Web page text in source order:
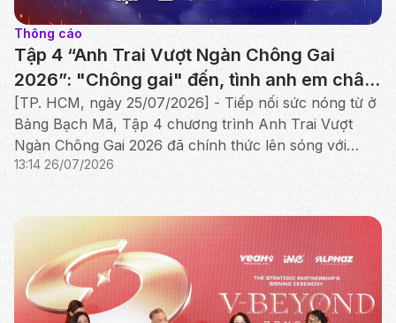
Thông cáo
Tập 4 “Anh Trai Vượt Ngàn Chông Gai
2026”: "Chông gai" đến, tình anh em chân
thành thắp sáng Công diễn đầu tiên
[TP. HCM, ngày 25/07/2026] - Tiếp nối sức nóng từ ở
Bảng Bạch Mã, Tập 4 chương trình Anh Trai Vượt
Ngàn Chông Gai 2026 đã chính thức lên sóng với
cuộc tranh tài nghẹt thở của Bảng Hắc Mã
13:14 26/07/2026